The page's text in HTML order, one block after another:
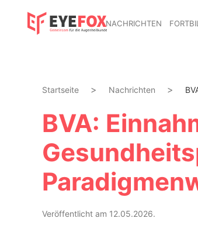
NACHRICHTEN
Startseite Nachrichten
BVA:
Veröffentlicht am 12.05.2026.